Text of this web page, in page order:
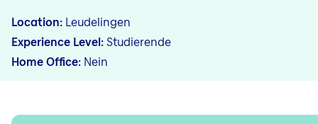
Location Leudelingen
Experience LevelStudierende
Home Office Nein